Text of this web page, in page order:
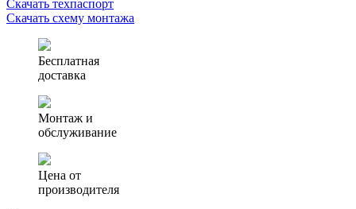
Скачать техпаспорт
Скачать схему монтажа
Бесплатная
доставка
Монтаж и
обслуживание
Цена от
производителя